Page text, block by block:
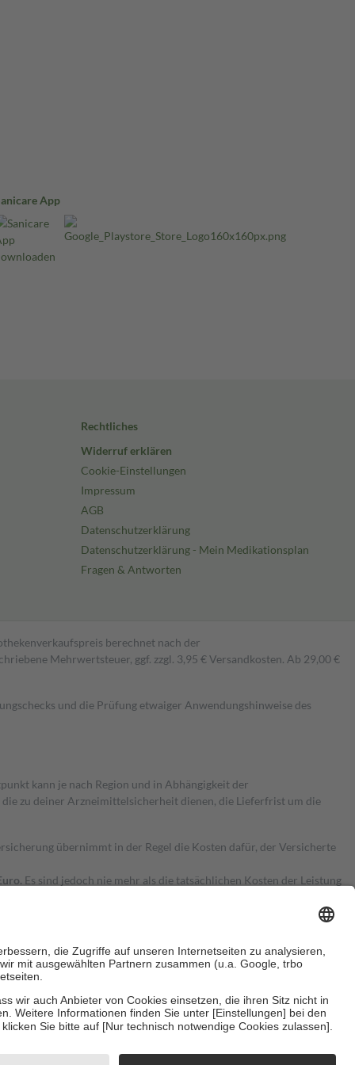
App
Rechtliches
Widerruf erklären
Cookie-Einstellungen
Impressum
AGB
Datenschutzerklärung
Datenschutzerklärung - Mein Medikationsplan
Fragen & Antworten
berechnet nach der
Mehrwertsteuer, ggf. zzgl. 3,95 € Versandkosten. Ab 29,00 €
und die Prüfung etwaiger Anwendungshinweise des
kann je nach Region und in Abhängigkeit der
zu deiner Arzneimittelsicherheit dienen, die Lieferfrist um die
übernimmt in der Regel die Kosten dafür, der Versicherte
Es sind jedoch nie mehr als die tatsächlichen Kosten der Leistung
Zuzahlungen an bei: